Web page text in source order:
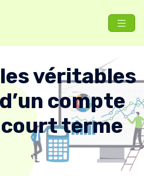
véritables
compte
terme